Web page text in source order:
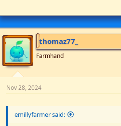
thomaz77_
Farmhand
Nov 28, 2024
emillyfarmer said: